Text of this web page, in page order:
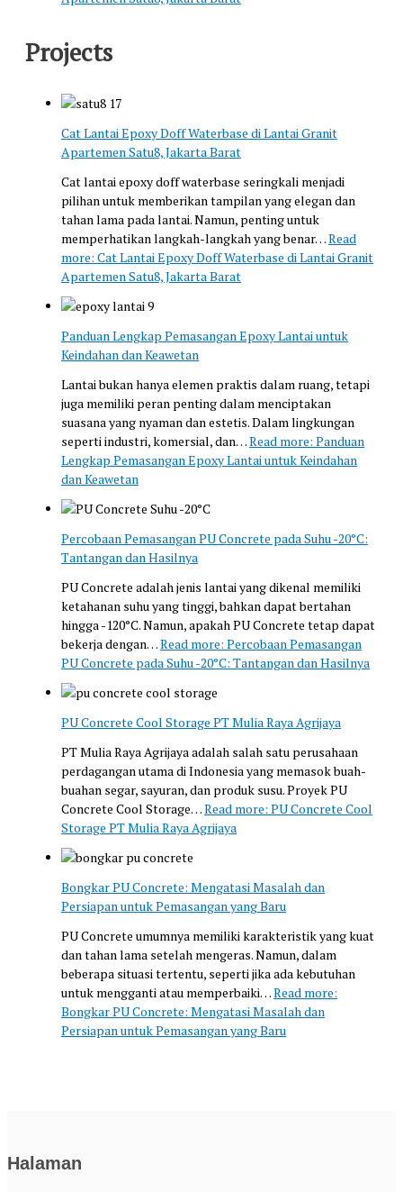
Projects
Cat Lantai Epoxy Doff Waterbase di Lantai Granit
Apartemen Satu8, Jakarta Barat
Cat lantai epoxy doff waterbase seringkali menjadi
pilihan untuk memberikan tampilan yang elegan dan
tahan lama pada lantai. Namun, penting untuk
memperhatikan langkah-langkah yang benar…Read
more: Cat Lantai Epoxy Doff Waterbase di Lantai Granit
Apartemen Satu8, Jakarta Barat
Panduan Lengkap Pemasangan Epoxy Lantai untuk
Keindahan dan Keawetan
Lantai bukan hanya elemen praktis dalam ruang, tetapi
juga memiliki peran penting dalam menciptakan
suasana yang nyaman dan estetis. Dalam lingkungan
seperti industri, komersial, dan…Read more: Panduan
Lengkap Pemasangan Epoxy Lantai untuk Keindahan
dan Keawetan
Percobaan Pemasangan PU Concrete pada Suhu -20°C:
Tantangan dan Hasilnya
PU Concrete adalah jenis lantai yang dikenal memiliki
ketahanan suhu yang tinggi, bahkan dapat bertahan
hingga -120°C. Namun, apakah PU Concrete tetap dapat
bekerja dengan…Read more: Percobaan Pemasangan
PU Concrete pada Suhu -20°C: Tantangan dan Hasilnya
PU Concrete Cool Storage PT Mulia Raya Agrijaya
PT Mulia Raya Agrijaya adalah salah satu perusahaan
perdagangan utama di Indonesia yang memasok buah-
buahan segar, sayuran, dan produk susu. Proyek PU
Concrete Cool Storage…Read more: PU Concrete Cool
Storage PT Mulia Raya Agrijaya
Bongkar PU Concrete: Mengatasi Masalah dan
Persiapan untuk Pemasangan yang Baru
PU Concrete umumnya memiliki karakteristik yang kuat
dan tahan lama setelah mengeras. Namun, dalam
beberapa situasi tertentu, seperti jika ada kebutuhan
untuk mengganti atau memperbaiki…Read more:
Bongkar PU Concrete: Mengatasi Masalah dan
Persiapan untuk Pemasangan yang Baru
Halaman